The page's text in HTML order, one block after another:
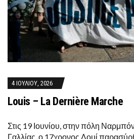
4 ΙΟΥΛΊΟΥ, 2026
Louis – La Dernière Marche
Στις 19 Ιουνίου, στην πόλη
Γαλλίας, ο 17χρονος Λουί